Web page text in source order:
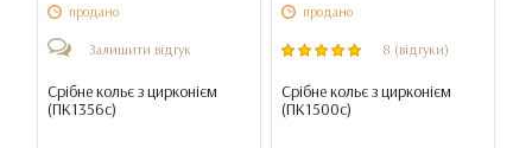
продано
Залишити відгук
Срібне кольє з цирконієм
(ПК1356с)
продано
8 (відгуки)
Срібне кольє з цирконієм
(ПК1500с)